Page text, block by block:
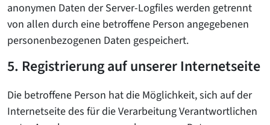
anonymen Daten der Server-Logfiles werden getrennt
von allen durch eine betroffene Person angegebenen
personenbezogenen Daten gespeichert.
5. Registrierung auf unserer Internetseite
Die betroffene Person hat die Möglichkeit, sich auf der
Internetseite des für die Verarbeitung Verantwortlichen